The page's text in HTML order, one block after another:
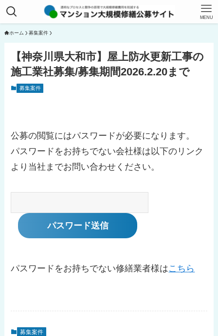
MENU
ホーム 募集案件
【神奈川県大和市】屋上防水更新工事の
施工業社募集/募集期間2026.2.20まで
募集案件
公募の閲覧にはパスワードが必要になります。
パスワードをお持ちでない会社様は以下のリンク
より当社までお問い合わせください。
パスワードをお持ちでない修繕業者様はこちら
募集案件